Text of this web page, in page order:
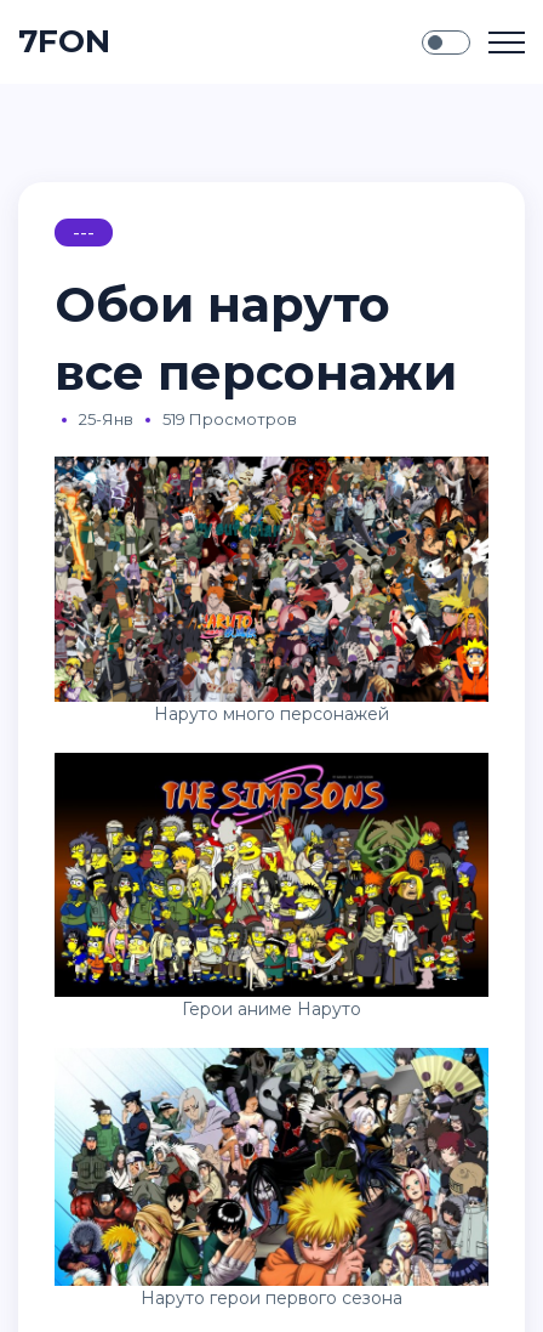
7FON
---
Обои наруто
все персонажи
25-Янв 519 Просмотров
Наруто много персонажей
Герои аниме Наруто
Наруто герои первого сезона